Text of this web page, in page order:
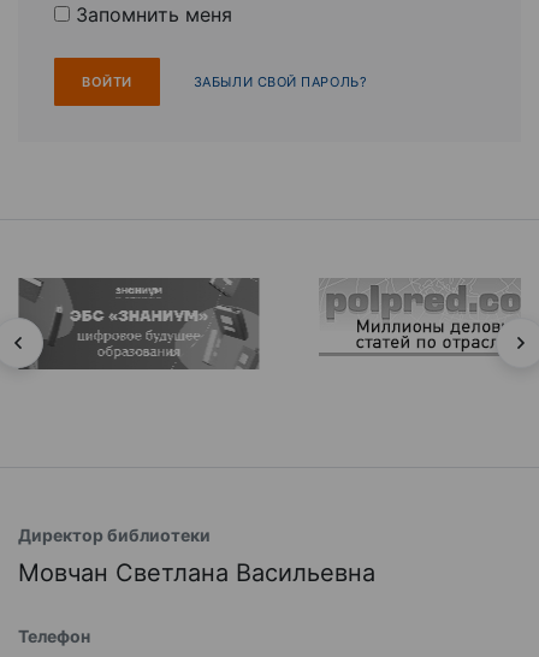
Запомнить меня
ЗАБЫЛИ СВОЙ ПАРОЛЬ?
Директор библиотеки
Мовчан Светлана Васильевна
Телефон